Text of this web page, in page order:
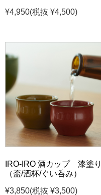
¥4,950(税抜 ¥4,500)
IRO-IRO 酒カップ 漆塗り
（盃/酒杯/ぐい呑み）
¥3,850(税抜 ¥3,500)